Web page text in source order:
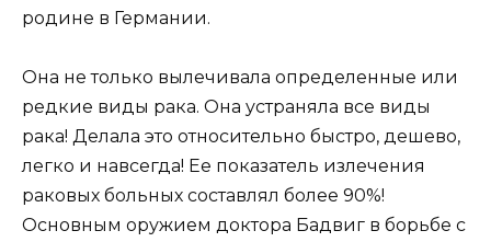
родине в Германии.
Она не только вылечивала определенные или
редкие виды рака. Она устраняла все виды
рака! Делала это относительно быстро, дешево,
легко и навсегда! Ее показатель излечения
раковых больных составлял более 90%!
Основным оружием доктора Бадвиг в борьбе с